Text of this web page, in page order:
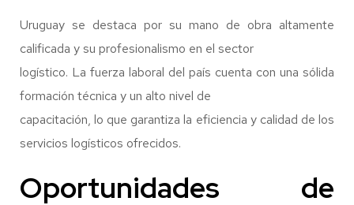
Uruguay se destaca por su mano de obra altamente
calificada y su profesionalismo en el sector
logístico. La fuerza laboral del país cuenta con una sólida
formación técnica y un alto nivel de
capacitación, lo que garantiza la eficiencia y calidad de los
servicios logísticos ofrecidos.
Oportunidades de